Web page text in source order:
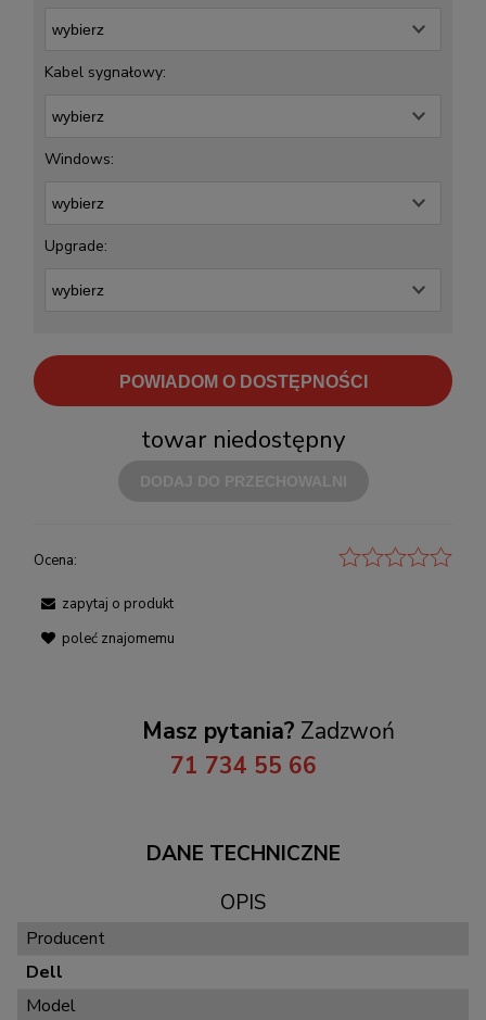
Kabel sygnałowy:
Windows:
Upgrade:
POWIADOM O DOSTĘPNOŚCI
towar niedostępny
Ocena:
zapytaj o produkt
poleć znajomemu
Masz pytania? Zadzwoń
71 734 55 66
DANE TECHNICZNE
OPIS
Producent
Dell
Model